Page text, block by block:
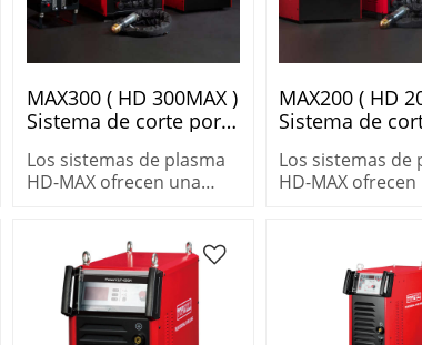
MAX300 ( HD 300MAX )
Sistema de corte por
definición con
productividad
Los sistemas de plasma
HD-MAX ofrecen una
velocidad de corte
maximizada.
MAX200 ( HD
Sistema de
definición con
productividad
Los sistemas de
HD-MAX ofrecen
maximizada.